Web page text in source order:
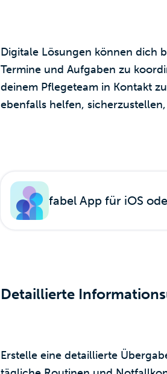
Digitale Lösungen können dich
Termine und Aufgaben zu
deinem Pflegeteam in Kontakt
ebenfalls helfen,
fabel App für iOS
Detaillierte
Erstelle eine detaillierte